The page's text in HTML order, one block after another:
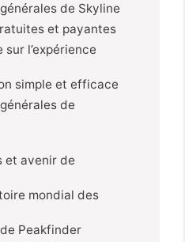
de Skyline
et payantes
l’expérience
simple et efficace
de
et avenir de
mondial des
Peakfinder